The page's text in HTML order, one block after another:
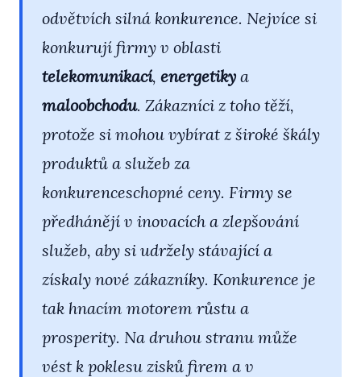
odvětvích silná konkurence. Nejvíce si
konkurují firmy v oblasti
telekomunikací, energetiky a
maloobchodu. Zákazníci z toho těží,
protože si mohou vybírat z široké škály
produktů a služeb za
konkurenceschopné ceny. Firmy se
předhánějí v inovacích a zlepšování
služeb, aby si udržely stávající a
získaly nové zákazníky. Konkurence je
tak hnacím motorem růstu a
prosperity. Na druhou stranu může
vést k poklesu zisků firem a v